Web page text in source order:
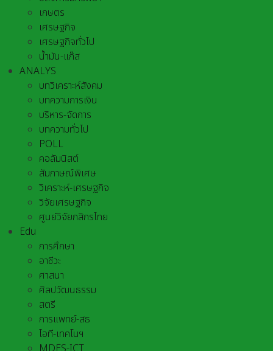
เกษตร
เศรษฐกิจ
เศรษฐกิจทั่วไป
น้ำมัน-แก๊ส
ANALYS
บทวิเคราะห์สังคม
บทความการเงิน
บริหาร-จัดการ
บทความทั่วไป
POLL
คอลัมนิสต์
สัมภาษณ์พิเศษ
วิเคราะห์-เศรษฐกิจ
วิจัยเศรษฐกิจ
ศูนย์วิจัยกสิกรไทย
Edu
การศึกษา
อาชีวะ
ศาสนา
ศิลปวัฒนธรรม
สตรี
การแพทย์-สธ
ไอที-เทคโนฯ